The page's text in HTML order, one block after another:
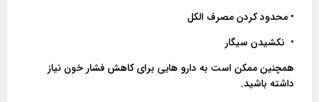
• محدود کردن مصرف الکل
• نکشیدن سیگار
همچنین ممکن است به دارو هایی برای کاهش فشار خون نیاز
داشته باشید.